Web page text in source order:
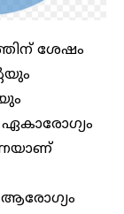
ശേഷം
ആരോഗ്യം